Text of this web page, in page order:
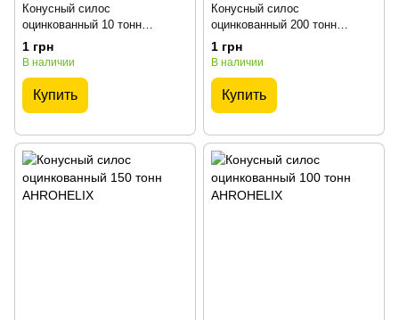
Конусный силос
оцинкованный 10 тонн
AHROHELIX
1 грн
В наличии
Купить
Конусный силос
оцинкованный 200 тонн
AHROHELIX
1 грн
В наличии
Купить